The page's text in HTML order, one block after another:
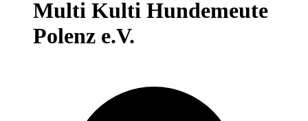
Multi Kulti Hundemeute
Polenz e.V.